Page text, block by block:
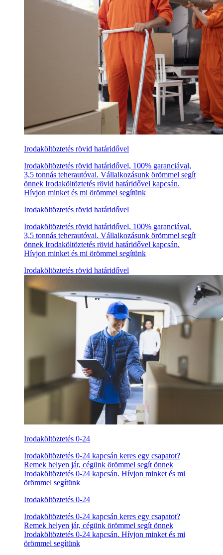
Irodaköltöztetés rövid határidővel
Irodaköltöztetés rövid határidővel, 100% garanciával,
3,5 tonnás teherautóval. Vállalkozásunk örömmel segít
önnek Irodaköltöztetés rövid határidővel kapcsán.
Hívjon minket és mi örömmel segítünk
Irodaköltöztetés rövid határidővel
Irodaköltöztetés rövid határidővel, 100% garanciával,
3,5 tonnás teherautóval. Vállalkozásunk örömmel segít
önnek Irodaköltöztetés rövid határidővel kapcsán.
Hívjon minket és mi örömmel segítünk
Irodaköltöztetés rövid határidővel
Irodaköltöztetés 0-24
Irodaköltöztetés 0-24 kapcsán keres egy csapatot?
Remek helyen jár, cégünk örömmel segít önnek
Irodaköltöztetés 0-24 kapcsán. Hívjon minket és mi
örömmel segítünk
Irodaköltöztetés 0-24
Irodaköltöztetés 0-24 kapcsán keres egy csapatot?
Remek helyen jár, cégünk örömmel segít önnek
Irodaköltöztetés 0-24 kapcsán. Hívjon minket és mi
örömmel segítünk